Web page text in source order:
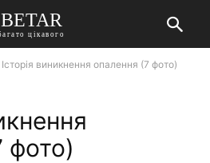
BETAR
цікавого
Історія виникнення опалення (7 фото)
фото)